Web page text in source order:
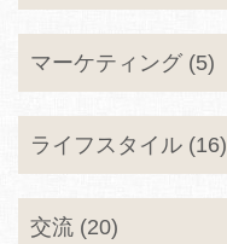
マーケティング (5)
ライフスタイル (16)
交流 (20)